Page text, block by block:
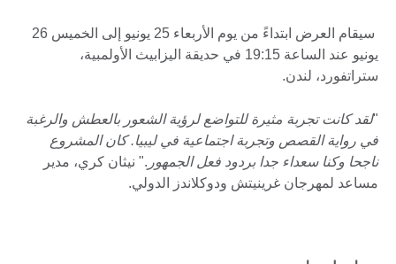
سيقام العرض ابتداءً من يوم الأربعاء 25 يونيو إلى الخميس 26
يونيو عند الساعة 19:15 في حديقة اليزابيث الأولمبية،
ستراتفورد، لندن.
"لقد كانت تجربة مثيرة للتواضع لرؤية الشعور بالعطش والرغبة
في رواية القصص وتجربة اجتماعية في ليبيا. كان المشروع
ناجحا وكنا سعداء جدا بردود فعل الجمهور ." نيثان كري، مدير
مساعد لمهرجان غرينيتش ودوكلاندز الدولي.